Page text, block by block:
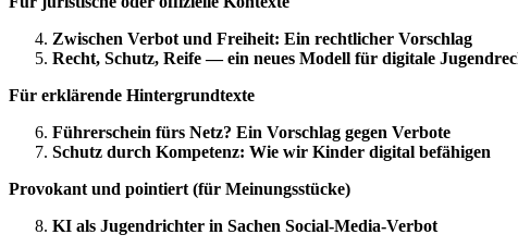
Zwischen Verbot und Freiheit: Ein rechtlicher Vorschlag
Recht, Schutz, Reife — ein neues Modell für digitale
Für erklärende Hintergrundtexte
Führerschein fürs Netz? Ein Vorschlag gegen Verbote
Schutz durch Kompetenz: Wie wir Kinder digital befähigen
Provokant und pointiert (für Meinungsstücke)
KI als Jugendrichter in Sachen Social‑Media‑Verbot